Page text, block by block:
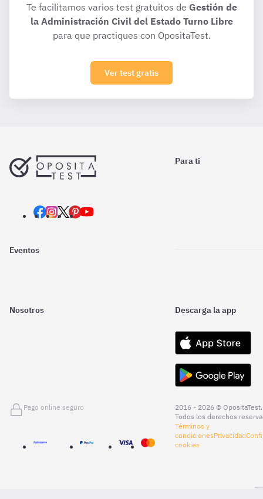
Te facilitamos varios test gratuitos de Gestión de
la Administración Civil del Estado Turno Libre
para que practiques con OpositaTest.
Ver test gratis
Para ti
Eventos
Nosotros Descarga la app
Pago online seguro
2016 - 2026 © OpositaTest.
Todos los derechos
Términos y
condicionesPrivacidad
cookies